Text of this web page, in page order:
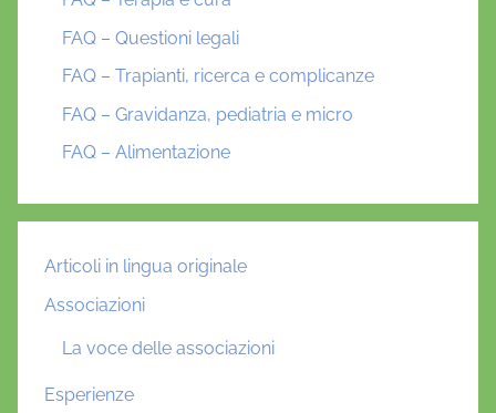
FAQ – Questioni legali
FAQ – Trapianti, ricerca e complicanze
FAQ – Gravidanza, pediatria e micro
FAQ – Alimentazione
Articoli in lingua originale
Associazioni
La voce delle associazioni
Esperienze